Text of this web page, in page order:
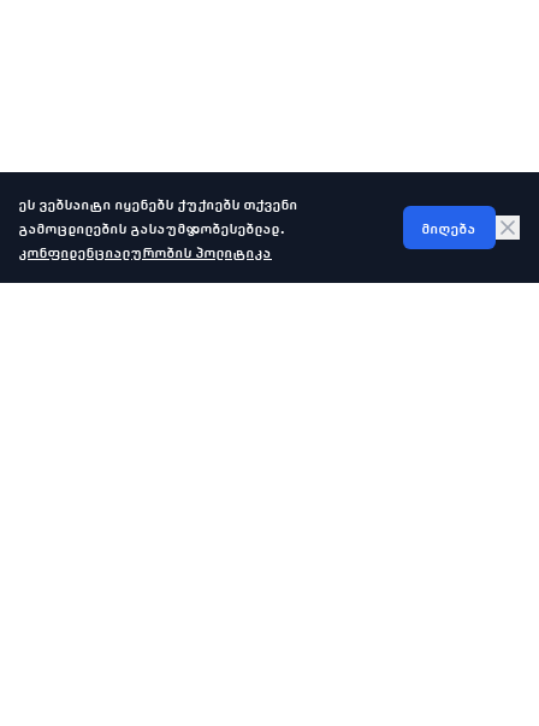
ეს ვებსაიტი იყენებს ქუქიებს თქვენი
გამოცდილების გასაუმჯობესებლად.
კონფიდენციალურობის პოლიტიკა
მიღება